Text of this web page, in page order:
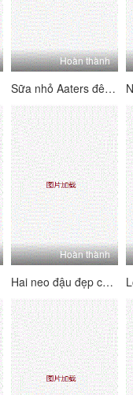
Hoàn thành
Sữa nhỏ Aaters đêm Lulu Crown Phần phúc lợi (4)
Hoàn thành
Hai neo đậu đẹp chất lượng cao về người hâm mộ Cannon 4P